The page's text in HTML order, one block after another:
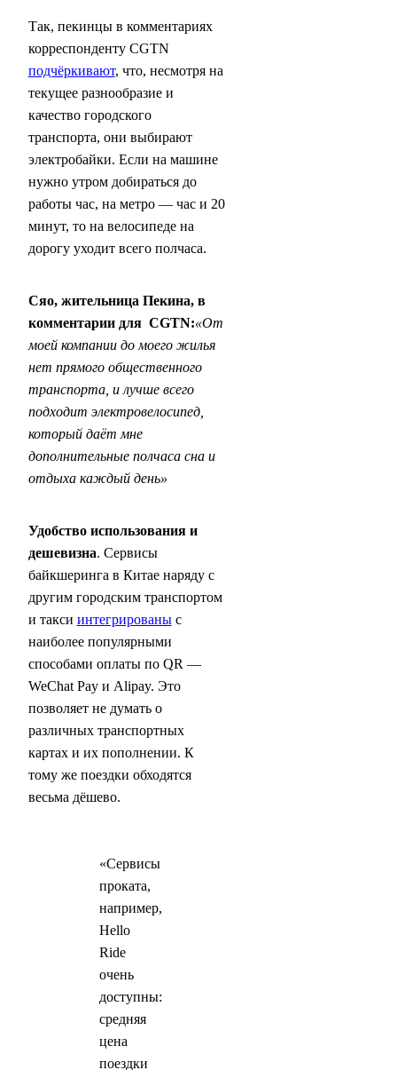
Так, пекинцы в комментариях
корреспонденту CGTN
подчёркивают, что, несмотря на
текущее разнообразие и
качество городского
транспорта, они выбирают
электробайки. Если на машине
нужно утром добираться до
работы час, на метро — час и 20
минут, то на велосипеде на
дорогу уходит всего полчаса.
Сяо, жительница Пекина, в
комментарии для CGTN:«От
моей компании до моего жилья
нет прямого общественного
транспорта, и лучше всего
подходит электровелосипед,
который даёт мне
дополнительные полчаса сна и
отдыха каждый день»
Удобство использования и
дешевизна. Сервисы
байкшеринга в Китае наряду с
другим городским транспортом
и такси интегрированыс
наиболее популярными
способами оплаты по QR —
WeChat Pay и Alipay. Это
позволяет не думать о
различных транспортных
картах и их пополнении. К
тому же поездки обходятся
весьма дёшево.
«Сервисы
проката,
например,
Hello
Ride
очень
доступны:
средняя
цена
поездки